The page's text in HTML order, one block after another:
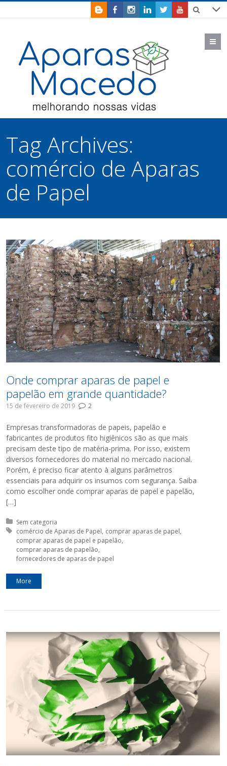
Tag Archives:
comércio de Aparas
de Papel
Onde comprar aparas de papel e
papelão em grande quantidade?
15 de fevereiro de 2019 2
Empresas transformadoras de papeis, papelão e
fabricantes de produtos fito higiênicos são as que mais
precisam deste tipo de matéria-prima. Por isso, existem
diversos fornecedores do material no mercado nacional.
Porém, é preciso ficar atento à alguns parâmetros
essenciais para adquirir os insumos com segurança. Saiba
como escolher onde comprar aparas de papel e papelão,
[…]
Posted in:
Sem categoria
Tagged with:
comércio de Aparas de Papel comprar aparas de papel
comprar aparas de papel e papelão
comprar aparas de papelão
fornecedores de aparas de papel
More